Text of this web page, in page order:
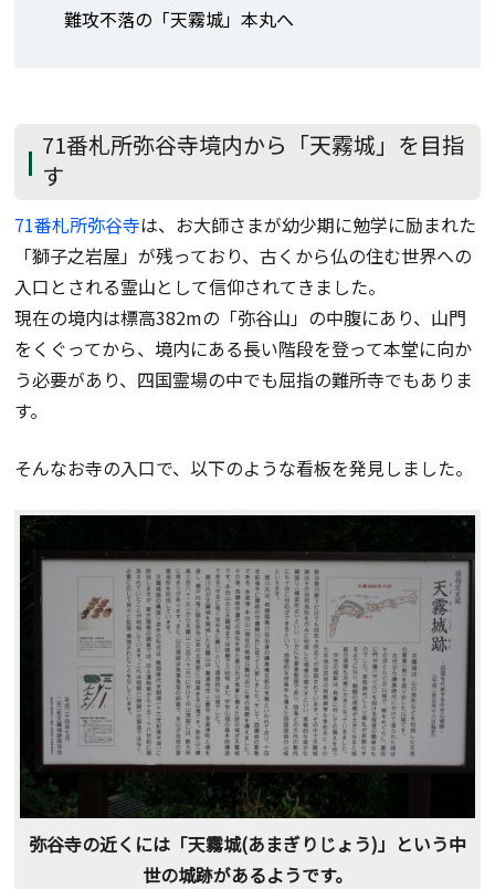
難攻不落の「天霧城」本丸へ
71番札所弥谷寺境内から「天霧城」を目指
す
71番札所弥谷寺は、お大師さまが幼少期に勉学に励まれた
「獅子之岩屋」が残っており、古くから仏の住む世界への
入口とされる霊山として信仰されてきました。
現在の境内は標高382mの「弥谷山」の中腹にあり、山門
をくぐってから、境内にある長い階段を登って本堂に向か
う必要があり、四国霊場の中でも屈指の難所寺でもありま
す。
そんなお寺の入口で、以下のような看板を発見しました。
弥谷寺の近くには「天霧城(あまぎりじょう)」という中
世の城跡があるようです。